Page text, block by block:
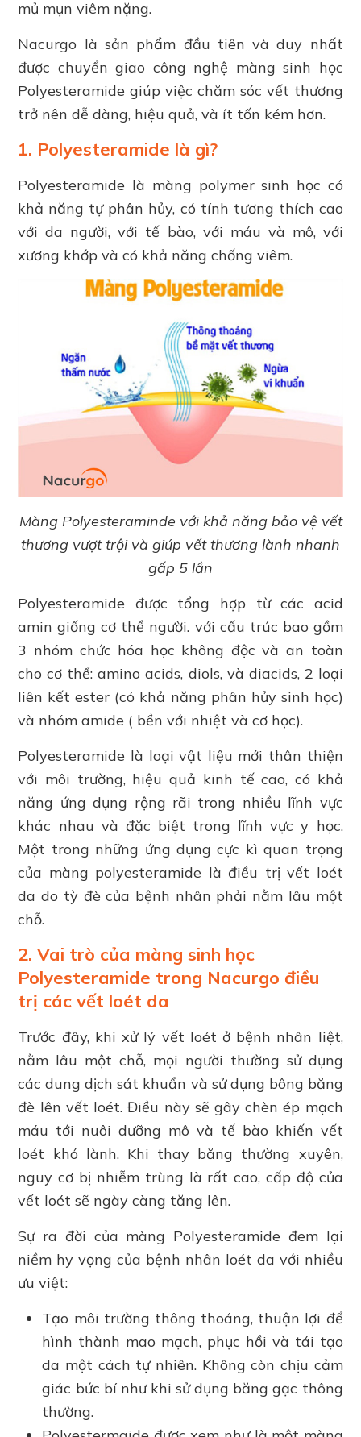
mủ mụn viêm nặng.
Nacurgo là sản phẩm đầu tiên và duy nhất
được chuyển giao công nghệ màng sinh học
Polyesteramide giúp việc chăm sóc vết thương
trở nên dễ dàng, hiệu quả, và ít tốn kém hơn.
1. Polyesteramide là gì?
Polyesteramide là màng polymer sinh học có
khả năng tự phân hủy, có tính tương thích cao
với da người, với tế bào, với máu và mô, với
xương khớp và có khả năng chống viêm.
Màng Polyesteraminde với khả năng bảo vệ vết
thương vượt trội và giúp vết thương lành nhanh
gấp 5 lần
Polyesteramide được tổng hợp từ các acid
amin giống cơ thể người. với cấu trúc bao gồm
3 nhóm chức hóa học không độc và an toàn
cho cơ thể: amino acids, diols, và diacids, 2 loại
liên kết ester (có khả năng phân hủy sinh học)
và nhóm amide ( bền với nhiệt và cơ học).
Polyesteramide là loại vật liệu mới thân thiện
với môi trường, hiệu quả kinh tế cao, có khả
năng ứng dụng rộng rãi trong nhiều lĩnh vực
khác nhau và đặc biệt trong lĩnh vực y học.
Một trong những ứng dụng cực kì quan trọng
của màng polyesteramide là điều trị vết loét
da do tỳ đè của bệnh nhân phải nằm lâu một
chỗ.
2. Vai trò của màng sinh học
Polyesteramide trong Nacurgo điều
trị các vết loét da
Trước đây, khi xử lý vết loét ở bệnh nhân liệt,
nằm lâu một chỗ, mọi người thường sử dụng
các dung dịch sát khuẩn và sử dụng bông băng
đè lên vết loét. Điều này sẽ gây chèn ép mạch
máu tới nuôi dưỡng mô và tế bào khiến vết
loét khó lành. Khi thay băng thường xuyên,
nguy cơ bị nhiễm trùng là rất cao, cấp độ của
vết loét sẽ ngày càng tăng lên.
Sự ra đời của màng Polyesteramide đem lại
niềm hy vọng của bệnh nhân loét da với nhiều
ưu việt:
Tạo môi trường thông thoáng, thuận lợi để
hình thành mao mạch, phục hồi và tái tạo
da một cách tự nhiên. Không còn chịu cảm
giác bức bí như khi sử dụng băng gạc thông
thường.